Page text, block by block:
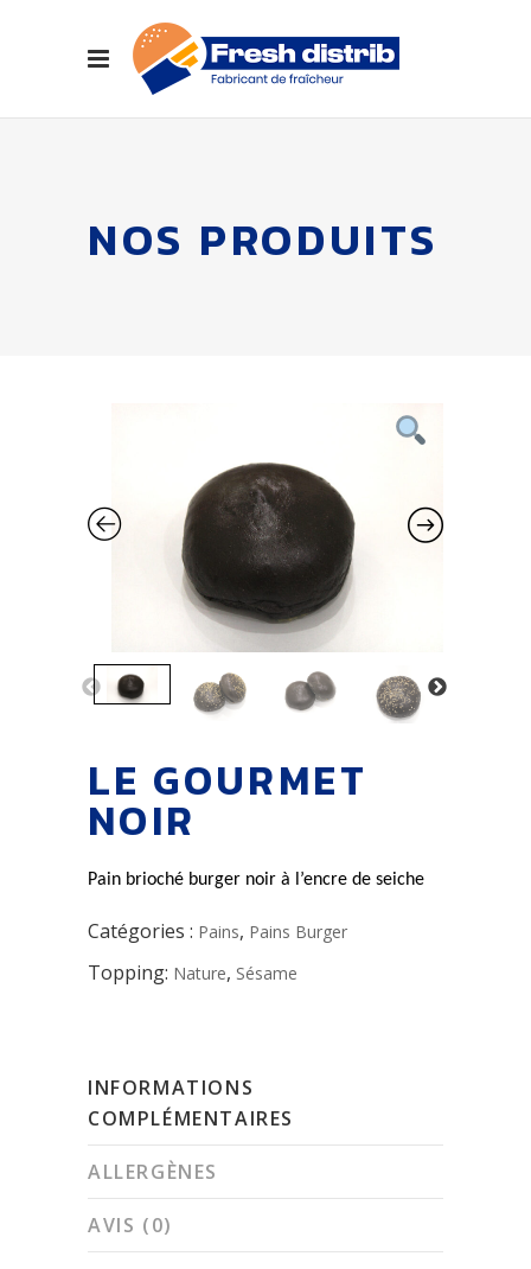
NOS PRODUITS
LE GOURMET
NOIR
Pain brioché burger noir à l’encre de seiche
Catégories : Pains, Pains Burger
Topping: Nature, Sésame
INFORMATIONS
COMPLÉMENTAIRES
ALLERGÈNES
AVIS (0)